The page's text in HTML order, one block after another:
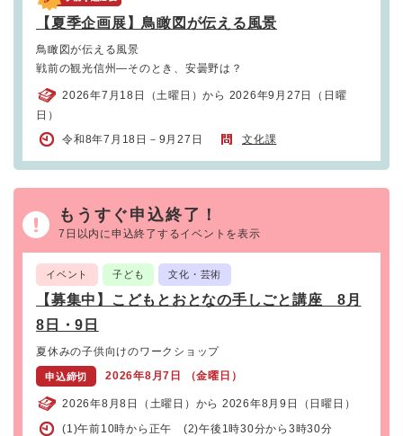
【夏季企画展】鳥瞰図が伝える風景
鳥瞰図が伝える風景
戦前の観光信州―そのとき、安曇野は？
2026年7月18日（土曜日）から 2026年9月27日（日曜
日）
令和8年7月18日－9月27日
文化課
もうすぐ申込終了！
7日以内に申込終了するイベントを表示
イベント 子ども 文化・芸術
【募集中】こどもとおとなの手しごと講座 8月
8日・9日
夏休みの子供向けのワークショップ
申込締切 2026年8月7日 （金曜日）
2026年8月8日（土曜日）から 2026年8月9日（日曜日）
(1)午前10時から正午 (2)午後1時30分から3時30分